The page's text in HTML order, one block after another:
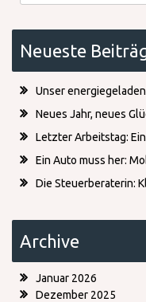
Neueste
Unser
Neues Jahr, neues
Letzter Arbeitstag:
Ein Auto muss her:
Die Steuerberaterin:
Archive
Januar 2026
Dezember 2025